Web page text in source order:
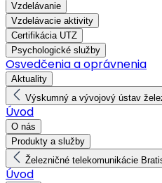
Vzdelávanie
Vzdelávacie aktivity
Certifikácia UTZ
Psychologické služby
Osvedčenia a oprávnenia
Aktuality
Výskumný a vývojový ústav
Úvod
O nás
Produkty a služby
Železničné telekomunikácie
Úvod